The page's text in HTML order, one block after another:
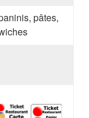
pâtes,